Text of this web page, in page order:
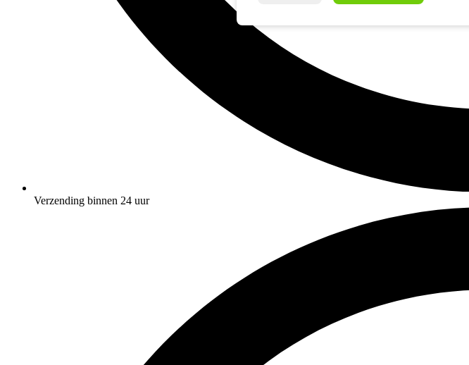
Verzending binnen 24 uur